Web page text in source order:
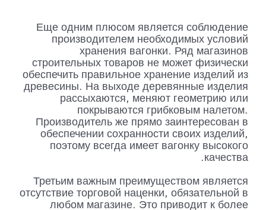
Еще одним плюсом является соблюдение
производителем необходимых условий
хранения вагонки. Ряд магазинов
строительных товаров не может физически
обеспечить правильное хранение изделий из
древесины. На выходе деревянные изделия
рассыхаются, меняют геометрию или
покрываются грибковым налетом.
Производитель же прямо заинтересован в
обеспечении сохранности своих изделий,
поэтому всегда имеет вагонку высокого
качества.
Третьим важным преимуществом является
отсутствие торговой наценки, обязательной в
любом магазине. Это приводит к более